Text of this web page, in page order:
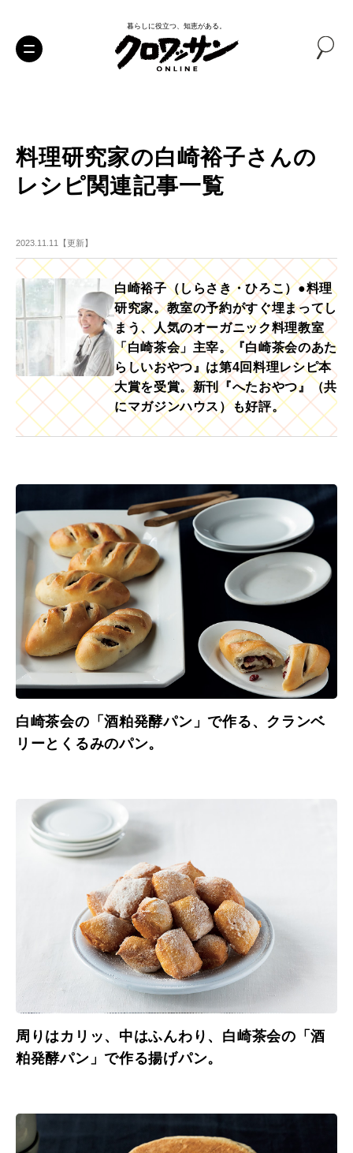
暮らしに役立つ、知恵がある。
料理研究家の白崎裕子さんの
レシピ関連記事一覧
2023.11.11【更新】
白崎裕子（しらさき・ひろこ）●料理
研究家。教室の予約がすぐ埋まってし
まう、人気のオーガニック料理教室
「白崎茶会」主宰。『白崎茶会のあた
らしいおやつ』は第4回料理レシピ本
大賞を受賞。新刊『へたおやつ』（共
にマガジンハウス）も好評。
白崎茶会の「酒粕発酵パン」で作る、クランベ
リーとくるみのパン。
周りはカリッ、中はふんわり、白崎茶会の「酒
粕発酵パン」で作る揚げパン。